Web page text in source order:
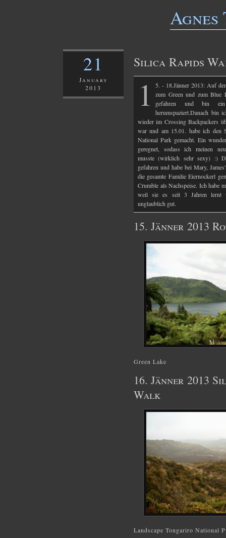
Silica Rapids
1
5. - 18.Jänner 2013: Auf
zum Green und zum Blue
gefahren und bin
herumspaziert.Danach bin
wieder im Crossing Backpackers
war und am 15.01. habe ich den
National Park gemacht. Ein
geregnet, sodass ich meinen
musste (wirklich sehr sexy) :)
gefahren und habe bei Mary,
die gesamte Familie Eiernockerl
Crumble als Nachspeise. Ich habe
weil sie es seit 3 Jahren lernt
unglaublich gut.
15. Jänner 2013
Green Lake
16. Jänner 2013
Walk
Landscape Tongariro National
21
January
2013